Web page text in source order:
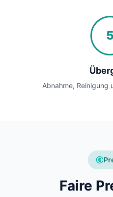
5
Abnahme, Reinigung
Faire